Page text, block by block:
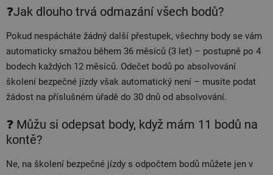
❓Jak dlouho trvá odmazání všech bodů?
Pokud nespácháte žádný další přestupek, všechny body se vám
automaticky smažou během 36 měsíců (3 let) – postupně po 4
bodech každých 12 měsíců. Odečet bodů po absolvování
školení bezpečné jízdy však automatický není – musíte podat
žádost na příslušném úřadě do 30 dnů od absolvování.
❓ Můžu si odepsat body, když mám 11 bodů na
kontě?
Ne, na školení bezpečné jízdy s odpočtem bodů můžete jen v